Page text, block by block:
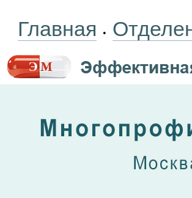
Главная •